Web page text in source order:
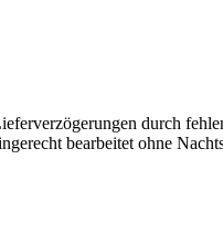
durch
bearbeitet ohne